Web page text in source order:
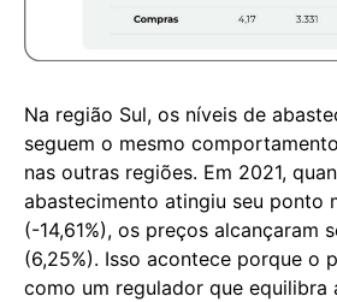
Na região Sul, os níveis de
seguem o mesmo
nas outras regiões. Em 2021,
abastecimento atingiu seu ponto
(-14,61%), os preços alcançaram
(6,25%). Isso acontece porque o
como um regulador que equilibra